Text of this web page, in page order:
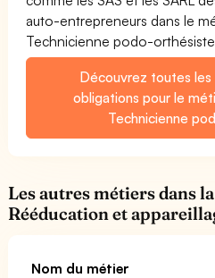
auto-entrepreneurs dans le
Technicienne podo-orthésiste
Découvrez toutes les
obligations pour le
Technicienne
Les autres métiers dans
Rééducation et
Nom du métier